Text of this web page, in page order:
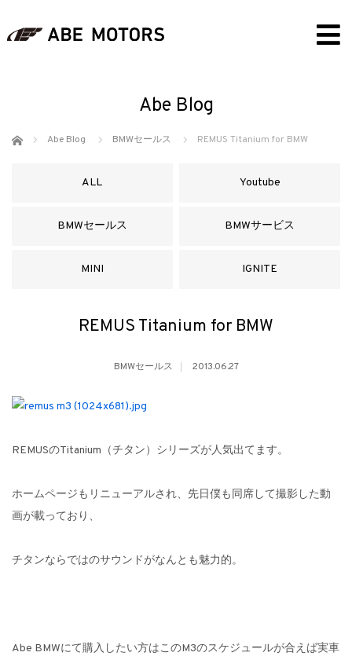
Abe Blog
ホーム Abe Blog BMWセールス REMUS Titanium for BMW
ALL Youtube
BMWセールス BMWサービス
MINI IGNITE
REMUS Titanium for BMW
BMWセールス 2013.06.27
REMUSのTitanium（チタン）シリーズが人気出てます。
ホームページもリニューアルされ、先日僕も同席して撮影した動
画が載っており、
チタンならではのサウンドがなんとも魅力的。
Abe BMWにて購入したい方はこのM3のスケジュールが合えば実車